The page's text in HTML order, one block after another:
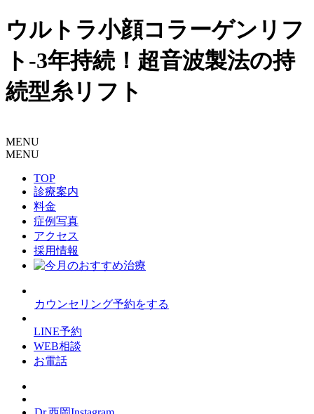
ウルトラ小顔コラーゲンリフ
ト-3年持続！超音波製法の持
続型糸リフト
MENU
MENU
TOP
診療案内
料金
症例写真
アクセス
採用情報
カウンセリング予約をする
LINE予約
WEB相談
お電話